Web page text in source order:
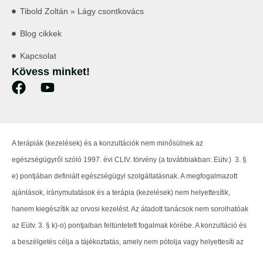
Tibold Zoltán » Lágy csontkovács
Blog cikkek
Kapcsolat
Kövess minket!
A terápiák (kezelések) és a konzultációk nem minősülnek az
egészségügyről szóló 1997. évi CLIV. törvény (a továbbiakban: Eütv.) 3. §
e) pontjában definiált egészségügyi szolgáltatásnak. A megfogalmazott
ajánlások, iránymutatások és a terápia (kezelések) nem helyettesítik,
hanem kiegészítik az orvosi kezelést. Az átadott tanácsok nem sorolhatóak
az Eütv. 3. § k)-o) pontjaiban feltüntetett fogalmak körébe. A konzultáció és
a beszélgetés célja a tájékoztatás, amely nem pótolja vagy helyettesíti az